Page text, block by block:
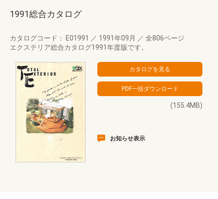
1991総合カタログ
カタログコード： E01991 ／ 1991年09月 ／ 全806ページ
エクステリア総合カタログ1991年度版です。
(155.4MB)
お知らせ表示